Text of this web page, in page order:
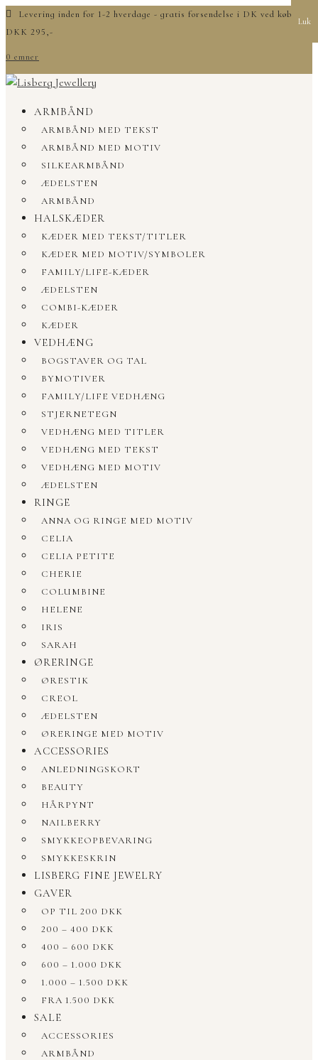
Levering inden for 1-2 hverdage - gratis forsendelse i DK ved køb over
DKK 295,-
0 emner
ARMBÅND
ARMBÅND MED TEKST
ARMBÅND MED MOTIV
SILKEARMBÅND
ÆDELSTEN
ARMBÅND
HALSKÆDER
KÆDER MED TEKST/TITLER
KÆDER MED MOTIV/SYMBOLER
FAMILY/LIFE-KÆDER
ÆDELSTEN
COMBI-KÆDER
KÆDER
VEDHÆNG
BOGSTAVER OG TAL
BYMOTIVER
FAMILY/LIFE VEDHÆNG
STJERNETEGN
VEDHÆNG MED TITLER
VEDHÆNG MED TEKST
VEDHÆNG MED MOTIV
ÆDELSTEN
RINGE
ANNA OG RINGE MED MOTIV
CELIA
CELIA PETITE
CHERIE
COLUMBINE
HELENE
IRIS
SARAH
ØRERINGE
ØRESTIK
CREOL
ÆDELSTEN
ØRERINGE MED MOTIV
ACCESSORIES
ANLEDNINGSKORT
BEAUTY
HÅRPYNT
NAILBERRY
SMYKKEOPBEVARING
SMYKKESKRIN
LISBERG FINE JEWELRY
GAVER
OP TIL 200 DKK
200 – 400 DKK
400 – 600 DKK
600 – 1.000 DKK
1.000 – 1.500 DKK
FRA 1.500 DKK
SALE
ACCESSORIES
ARMBÅND
Luk